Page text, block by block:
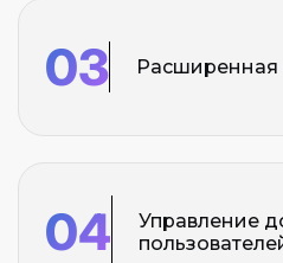
03 Расширенная
04
Управление